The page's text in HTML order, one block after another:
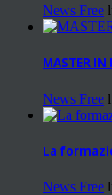
News Free
MASTER
News Free
La
News Free